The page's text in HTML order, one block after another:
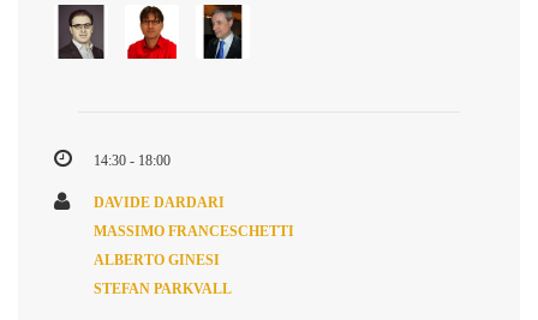
14:30 - 18:00
DAVIDE DARDARI
MASSIMO FRANCESCHETTI
ALBERTO GINESI
STEFAN PARKVALL